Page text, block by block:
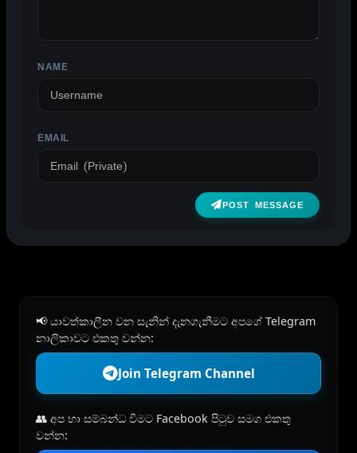
NAME
EMAIL
POST MESSAGE
📢 යාවත්කාලීන වන සැනින් දැනගැනීමට අපගේ Telegram
නාලිකාවට එකතු වන්න:
Join Telegram Channel
👥 අප හා සම්බන්ධ වීමට Facebook පිටුව සමග එකතු
වන්න: